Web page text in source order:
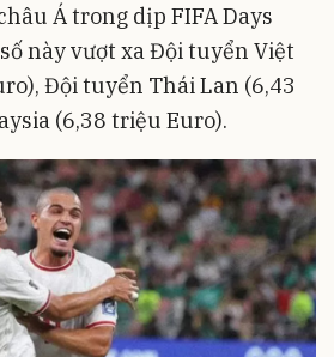
Á trong dịp FIFA Days
này vượt xa Đội tuyển Việt
Đội tuyển Thái Lan (6,43
(6,38 triệu Euro).